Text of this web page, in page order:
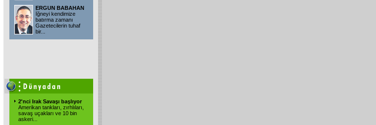
ERGUN BABAHAN
İğneyi kendimize
batırma zamanı
Gazetecilerin tuhaf
bir...
2'nci Irak Savaşı başlıyor
Amerikan tankları, zırhlıları,
savaş uçakları ve 10 bin
askeri